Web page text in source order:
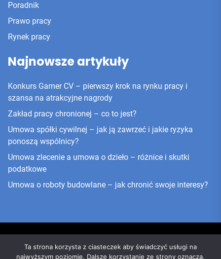
Poradnik
Prawo pracy
Rynek pracy
Najnowsze artykuły
Konkurs Gamer CV – pierwszy krok na rynku pracy i
szansa na atrakcyjne nagrody
Zakład pracy chronionej – co to jest?
Umowa spółki cywilnej – jak ją zawrzeć i jakie ryzyka
ponoszą wspólnicy?
Umowa zlecenie a umowa o dzieło – różnice i skutki
podatkowe
Umowa o roboty budowlane – jak chronić swoje interesy?
Ta strona korzysta z ciasteczek aby świadczyć usługi na
najwyższym poziomie. Dalsze korzystanie ze strony oznacza,